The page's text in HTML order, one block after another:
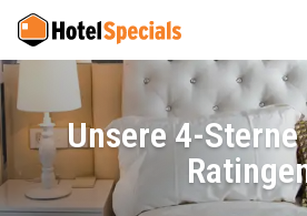
Unsere 4-